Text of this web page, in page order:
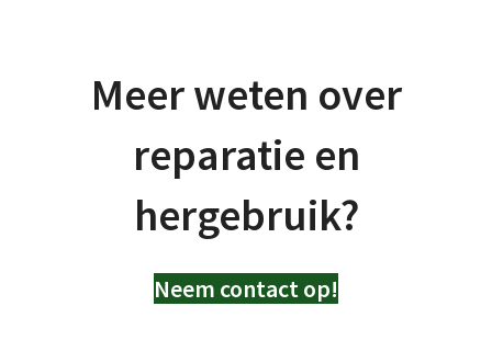
Meer weten over
reparatie en
hergebruik?
Neem contact op!